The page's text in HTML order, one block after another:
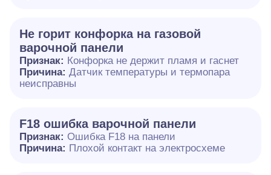
Не горит конфорка на газовой
варочной панели
Признак: Конфорка не держит пламя и гаснет
Причина: Датчик температуры и термопара
неисправны
F18 ошибка варочной панели
Признак: Ошибка F18 на панели
Причина: Плохой контакт на электросхеме